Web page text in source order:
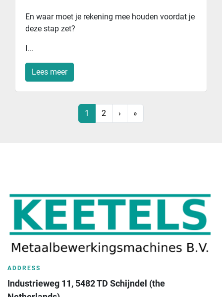
En waar moet je rekening mee houden voordat je
deze stap zet?
I...
Lees meer
1 2 › »
ADDRESS
Industrieweg 11, 5482 TD Schijndel (the